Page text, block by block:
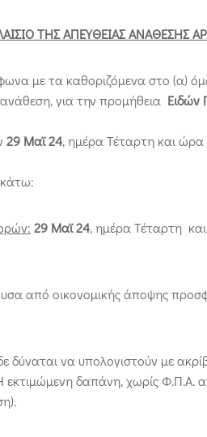
ΤΗΣ ΑΠΕΥΘΕΙΑΣ ΑΝΑΘΕΣΗΣ
με τα καθοριζόμενα στο (α)
για την προμήθεια Ειδών
29 Μαϊ 24, ημέρα Τέταρτη και ώρα
29 Μαϊ 24, ημέρα Τέταρτη
από οικονομικής άποψης
δύναται να υπολογιστούν με
δαπάνη, χωρίς Φ.Π.Α.